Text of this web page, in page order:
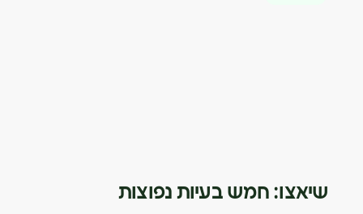
שיאצו: חמש בעיות נפוצות